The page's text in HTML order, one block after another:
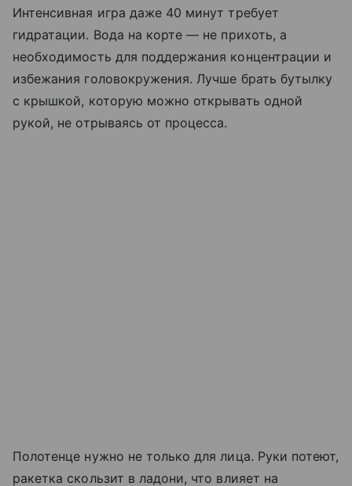
Интенсивная игра даже 40 минут требует
гидратации. Вода на корте — не прихоть, а
необходимость для поддержания концентрации и
избежания головокружения. Лучше брать бутылку
с крышкой, которую можно открывать одной
рукой, не отрываясь от процесса.
Полотенце нужно не только для лица. Руки потеют,
ракетка скользит в ладони, что влияет на